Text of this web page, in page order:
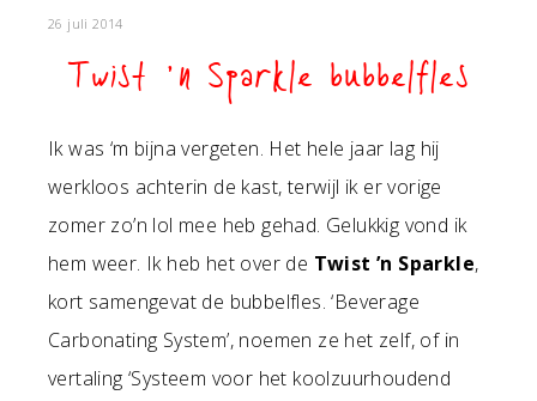
26 juli 2014
Twist ’n Sparkle bubbelfles
Ik was ‘m bijna vergeten. Het hele jaar lag hij
werkloos achterin de kast, terwijl ik er vorige
zomer zo’n lol mee heb gehad. Gelukkig vond ik
hem weer. Ik heb het over de Twist ’n Sparkle,
kort samengevat de bubbelfles. ‘Beverage
Carbonating System’, noemen ze het zelf, of in
vertaling ‘Systeem voor het koolzuurhoudend